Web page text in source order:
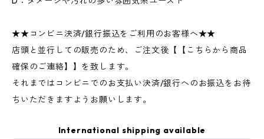
★★コンビニ決済/銀行振込をご利用のお客様へ★★
店頭と並行しての販売のため、ご注文後【【こちらから商品
確保のご連絡】】を致します。
それまではコンビニでのお支払い決済/銀行へのお振込をお待
ちいただきますようお願いします。
International shipping available